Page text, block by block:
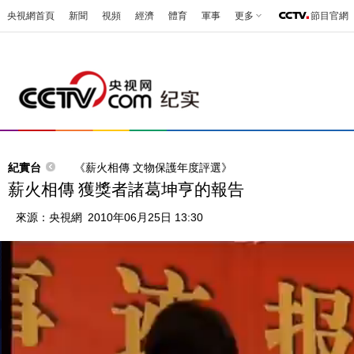
央視網首頁 新聞 視頻 經濟 體育 軍事 更多 節目官網
紀實台 《薪火相傳 文物保護年度評選》
薪火相傳 獲獎者諸葛坤亨的報告
來源： 央視網 2010年06月25日 13:30